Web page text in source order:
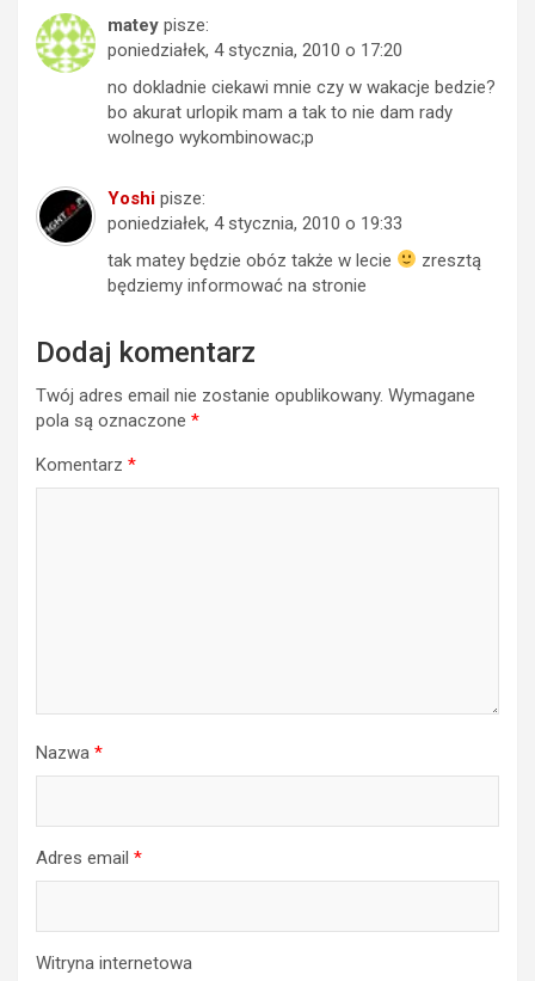
matey pisze:
poniedziałek, 4 stycznia, 2010 o 17:20
no dokladnie ciekawi mnie czy w wakacje bedzie?
bo akurat urlopik mam a tak to nie dam rady
wolnego wykombinowac;p
Yoshi pisze:
poniedziałek, 4 stycznia, 2010 o 19:33
tak matey będzie obóz także w lecie
zresztą
będziemy informować na stronie
Dodaj komentarz
Twój adres email nie zostanie opublikowany. Wymagane
pola są oznaczone *
Komentarz *
Nazwa *
Adres email *
Witryna internetowa